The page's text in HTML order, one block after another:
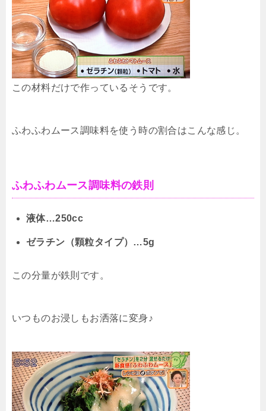
この材料だけで作っているそうです。
ふわふわムース調味料を使う時の割合はこんな感じ。
ふわふわムース調味料の鉄則
液体…250cc
ゼラチン（顆粒タイプ）…5g
この分量が鉄則です。
いつものお浸しもお洒落に変身♪